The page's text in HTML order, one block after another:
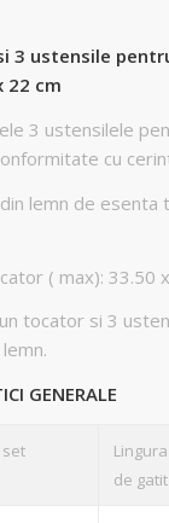
3 ustensile
22 cm
3 ustensilele
cu
lemn de esenta
( max): 33.50
tocator si 3
GENERALE
de gatit